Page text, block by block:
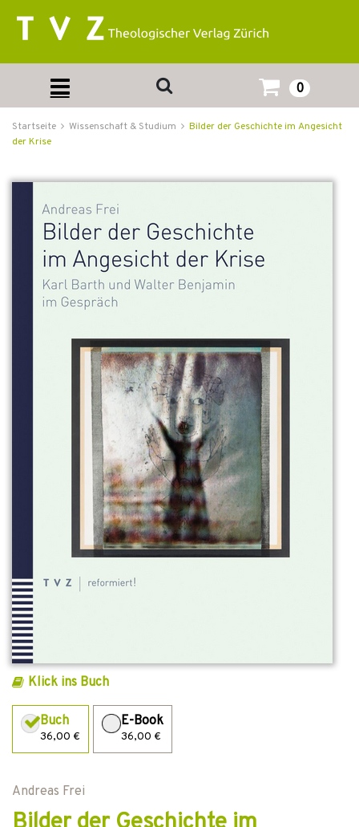
0
Startseite Wissenschaft & Studium
Bilder der Geschichte im Angesicht
der Krise
Klick ins Buch
Buch
36,00 €
E-Book
36,00 €
Andreas Frei